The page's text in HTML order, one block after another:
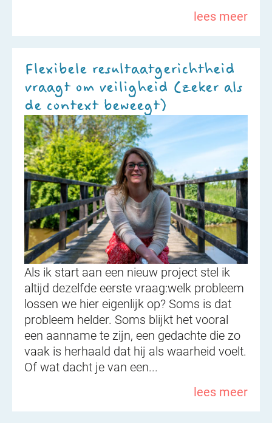
lees meer
Flexibele resultaatgerichtheid
vraagt om veiligheid (zeker als
de context beweegt)
Als ik start aan een nieuw project stel ik
altijd dezelfde eerste vraag:welk probleem
lossen we hier eigenlijk op? Soms is dat
probleem helder. Soms blijkt het vooral
een aanname te zijn, een gedachte die zo
vaak is herhaald dat hij als waarheid voelt.
Of wat dacht je van een...
lees meer